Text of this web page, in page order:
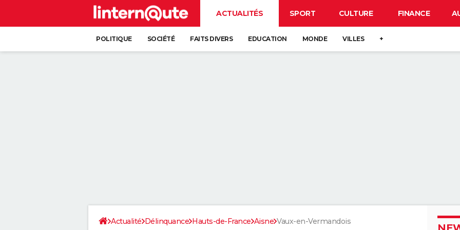
ACTUALITÉS SPORT CULTURE FINANCE
POLITIQUE SOCIÉTÉ FAITS DIVERS EDUCATION MONDE VILLES +
Actualité Délinquance Hauts-de-France Aisne Vaux-en-Vermandois